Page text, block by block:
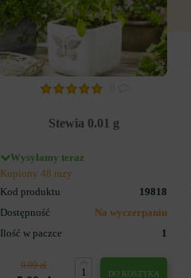
Stewia 0.01 g
Wysyłamy teraz
Kupiony 48 razy
Kod produktu
19818
Dostępność
Na wyczerpaniu
Ilość w paczce
1
9.99 zł
DO KOSZYKA